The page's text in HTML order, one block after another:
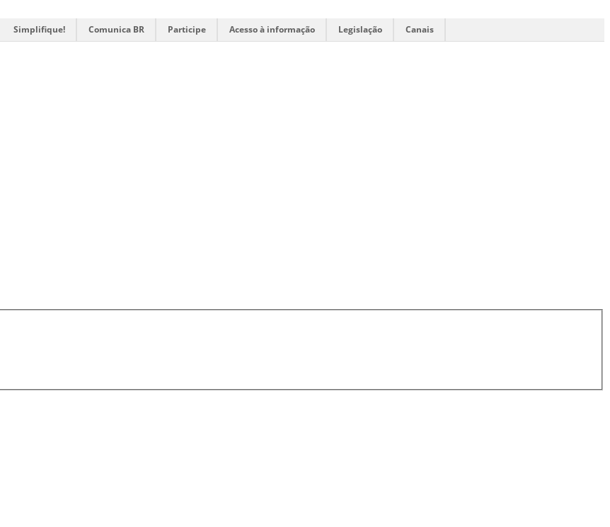
Simplifique! Comunica BR Participe Acesso à informação Legislação Canais